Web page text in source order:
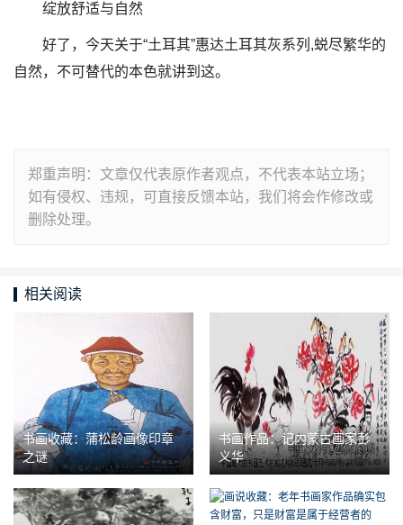
绽放舒适与自然
好了，今天关于“土耳其”惠达土耳其灰系列,蜕尽繁华的
自然，不可替代的本色就讲到这。
郑重声明：文章仅代表原作者观点，不代表本站立场；
如有侵权、违规，可直接反馈本站，我们将会作修改或
删除处理。
相关阅读
书画收藏：蒲松龄画像印章
之谜
书画作品：记内蒙古画家彭
义华